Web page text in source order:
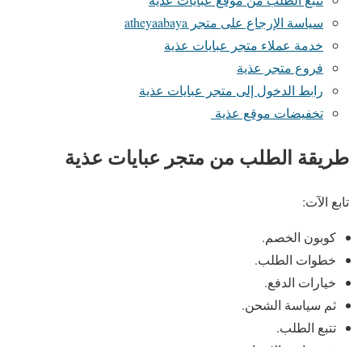
سياسة الإرجاع على متجر atheyaabaya
خدمة عملاء متجر عبايات عذية
فروع متجر عذية
رابط الدخول إلى متجر عبايات عذية
تخفيضات موقع عذية
طريقة الطلب من متجر عبايات عذية
تابع الآت:
كوبون الخصم.
خطوات الطلب.
خيارات الدفع.
ثم سياسة الشحن.
تتبع الطلب.